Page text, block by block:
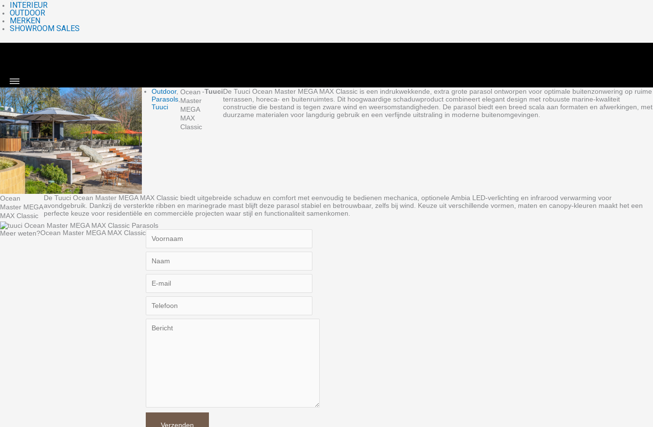
INTERIEUR
OUTDOOR
MERKEN
SHOWROOM SALES
Outdoor,
Parasols
Tuuci
Ocean
Master
MEGA
MAX
Classic
-TuuciDe Tuuci Ocean Master MEGA MAX Classic is een indrukwekkende, extra grote parasol ontworpen voor optimale buitenzonwering op ruime
terrassen, horeca‑ en buitenruimtes. Dit hoogwaardige schaduwproduct combineert elegant design met robuuste marine‑kwaliteit
constructie die bestand is tegen zware wind en weersomstandigheden. De parasol biedt een breed scala aan formaten en afwerkingen, met
duurzame materialen voor langdurig gebruik en een verfijnde uitstraling in moderne buitenomgevingen.
Ocean
Master MEGA
MAX Classic
De Tuuci Ocean Master MEGA MAX Classic biedt uitgebreide schaduw en comfort met eenvoudig te bedienen mechanica, optionele Ambia LED‑verlichting en infrarood verwarming voor
avondgebruik. Dankzij de versterkte ribben en marinegrade mast blijft deze parasol stabiel en betrouwbaar, zelfs bij wind. Keuze uit verschillende vormen, maten en canopy‑kleuren maakt het een
perfecte keuze voor residentiële en commerciële projecten waar stijl en functionaliteit samenkomen.
Meer weten?Ocean Master MEGA MAX Classic